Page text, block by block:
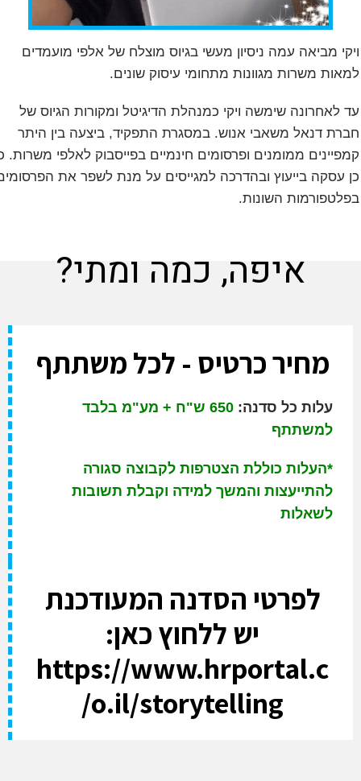
מביאה עמה ניסיון מעשי בגיוס מוצלח של אלפי מועמדים
משרות מגוונות מתחומי עיסוק שונים.
לאחרונה שימשה ויקי כמנהלת הדיגיטל ומקורות הגיוס של
דנאל משאבי אנוש. במסגרת התפקיד, ביצעה בין היתר
ממומנים ופרסומים חינמיים בפייסבוק לאלפי משרות. כמו
עסקה בייעוץ ובהדרכה למגייסים על מנת לשפר את הפרסומים
השונות.
איפה, כמה ומתי?
מחיר כרטיס - לכל משתתף
עלות כל סדנה:
650 ש"ח + מע"מ בלבד
למשתתף
*העלות כוללת הצטרפות לקבוצה סגורה
להתייעצות והמשך למידה וקבלת תשובות
לשאלות
לפרטי הסדנה המעודכנת
יש ללחוץ כאן:
https://www.hrportal.c
o.il/storytelling/